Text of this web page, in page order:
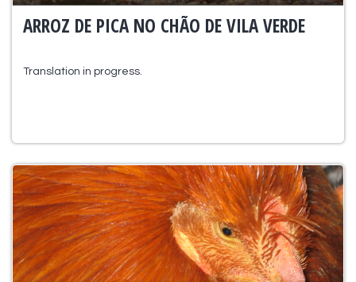
ARROZ DE PICA NO CHÃO DE VILA VERDE
Translation in progress.